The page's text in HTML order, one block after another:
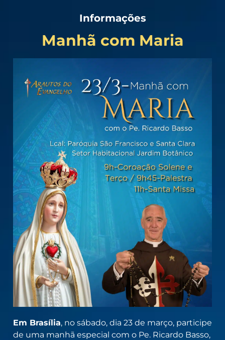
Informações
Manhã com Maria
Em Brasília, no sábado, dia 23 de março, participe
de uma manhã especial com o Pe. Ricardo Basso,